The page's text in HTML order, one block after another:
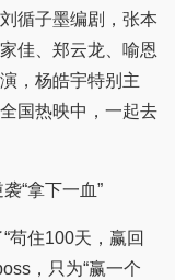
循子墨编剧，张本
佳、郑云龙、喻恩
，杨皓宇特别主
国热映中，一起去
“拿下一血”
住100天，赢回
，只为“赢一个